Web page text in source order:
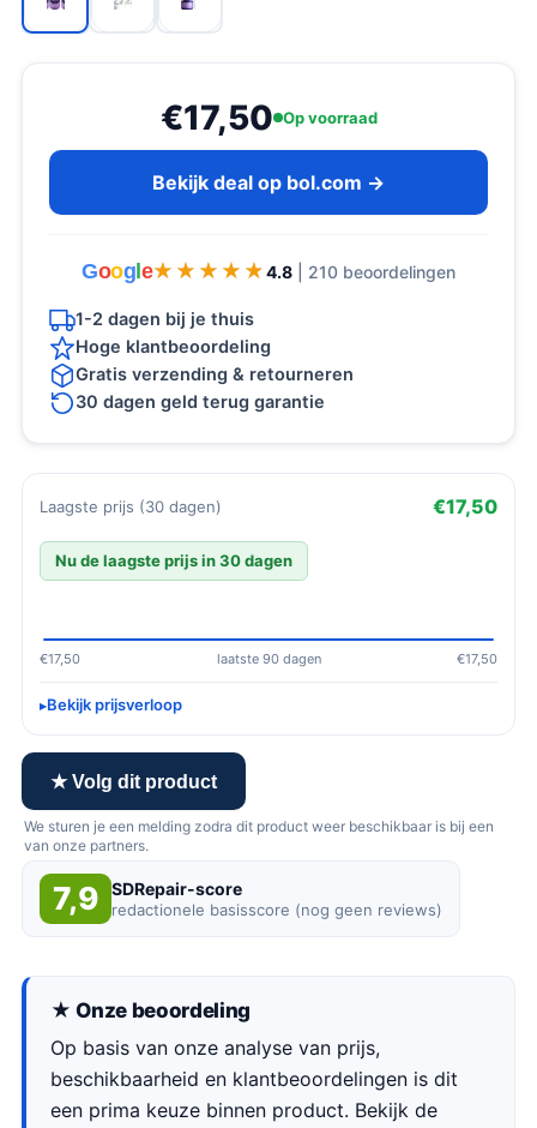
€17,50 Op voorraad
Bekijk deal op bol.com →
Goog e★★★★★
★★★★★ 4.8 | 210 beoordelingen
1-2 dagen bij je thuis
Hoge klantbeoordeling
Gratis verzending & retourneren
30 dagen geld terug garantie
Laagste prijs (30 dagen) €17,50
Nu de laagste prijs in 30 dagen
€17,50 laatste 90 dagen €17,50
Bekijk prijsverloop
★ Volg dit product
We sturen je een melding zodra dit product weer beschikbaar is bij een
van onze partners.
7,9 SDRepair-score
redactionele basisscore (nog geen reviews)
★ Onze beoordeling
Op basis van onze analyse van prijs,
beschikbaarheid en klantbeoordelingen is dit
een prima keuze binnen product. Bekijk de